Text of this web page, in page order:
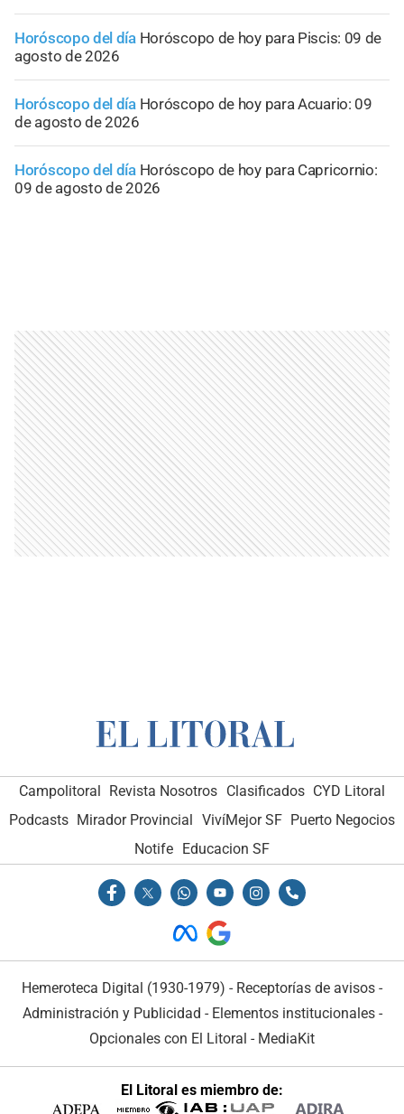
Horóscopo del día Horóscopo de hoy para Piscis: 09 de
agosto de 2026
Horóscopo del día Horóscopo de hoy para Acuario: 09
de agosto de 2026
Horóscopo del día Horóscopo de hoy para Capricornio:
09 de agosto de 2026
Campolitoral Revista Nosotros Clasificados CYD Litoral
Podcasts Mirador Provincial VivíMejor SF Puerto Negocios
Notife Educacion SF
Hemeroteca Digital (1930-1979) - Receptorías de avisos -
Administración y Publicidad - Elementos institucionales-
Opcionales con El Litoral - MediaKit
El Litoral es miembro de: